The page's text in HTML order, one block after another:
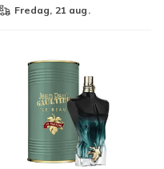
fredag, 21 aug.